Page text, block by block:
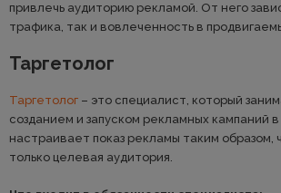
привлечь аудиторию рекламой. От него
трафика, так и вовлеченность в
Таргетолог
Таргетолог – это специалист, который
созданием и запуском рекламных кампаний
настраивает показ рекламы таким образом,
только целевая аудитория.